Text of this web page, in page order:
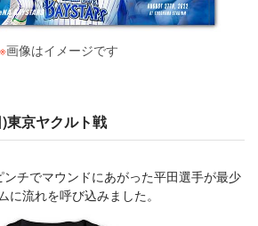
※画像はイメージです
東京ヤクルト戦
チでマウンドにあがった平田選手が最少
に流れを呼び込みました。